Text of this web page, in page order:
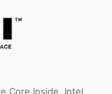
Core Inside, Intel